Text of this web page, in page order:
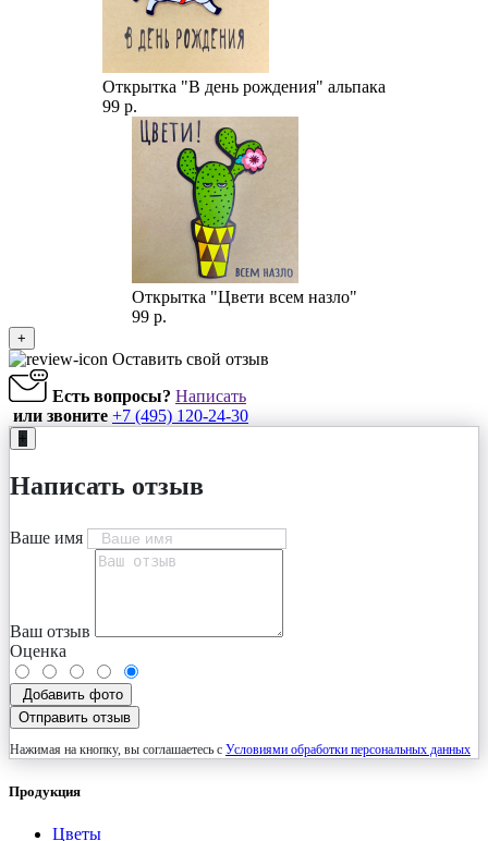
Открытка "В день рождения" альпака
99 р.
Открытка "Цвети всем назло"
99 р.
+
Оставить свой отзыв
Есть вопросы? Написать
или звоните +7 (495) 120-24-30
+
Написать отзыв
Ваше имя
Ваш отзыв
Оценка
Добавить фото
Отправить отзыв
Нажимая на кнопку, вы соглашаетесь с Условиями обработки персональных данных
Продукция
Цветы